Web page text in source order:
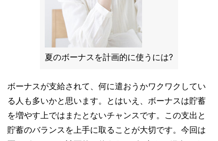
夏のボーナスを計画的に使うには?
ボーナスが支給されて、何に遣おうかワクワクしてい
る人も多いかと思います。とはいえ、ボーナスは貯蓄
を増やす上ではまたとないチャンスです。この支出と
貯蓄のバランスを上手に取ることが大切です。今回は